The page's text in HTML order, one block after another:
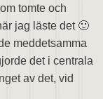
tomte och
jag läste det 🙂
meddetsamma
det i centrala
av det, vid